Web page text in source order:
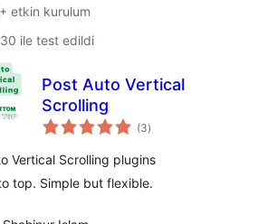
etkin kurulum
ile test edildi
Post Auto Vertical
Scrolling
(3toplam
puan
)
Vertical Scrolling plugins
top. Simple but flexible.